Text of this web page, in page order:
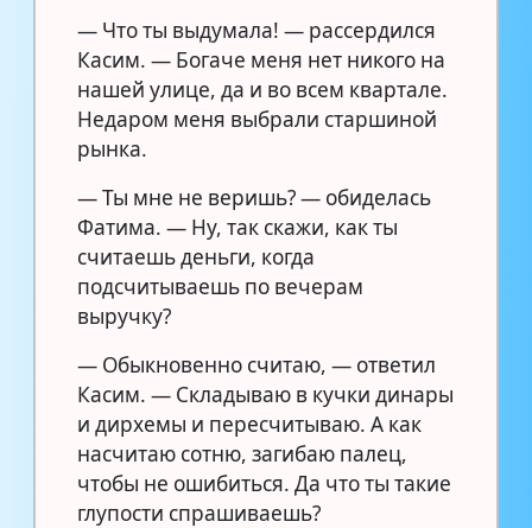
— Что ты выдумала! — рассердился
Касим. — Богаче меня нет никого на
нашей улице, да и во всем квартале.
Недаром меня выбрали старшиной
рынка.
— Ты мне не веришь? — обиделась
Фатима. — Ну, так скажи, как ты
считаешь деньги, когда
подсчитываешь по вечерам
выручку?
— Обыкновенно считаю, — ответил
Касим. — Складываю в кучки динары
и дирхемы и пересчитываю. А как
насчитаю сотню, загибаю палец,
чтобы не ошибиться. Да что ты такие
глупости спрашиваешь?